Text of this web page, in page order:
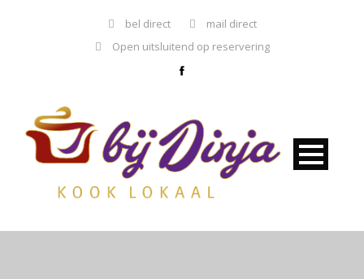
bel direct
mail direct
Open uitsluitend op reservering